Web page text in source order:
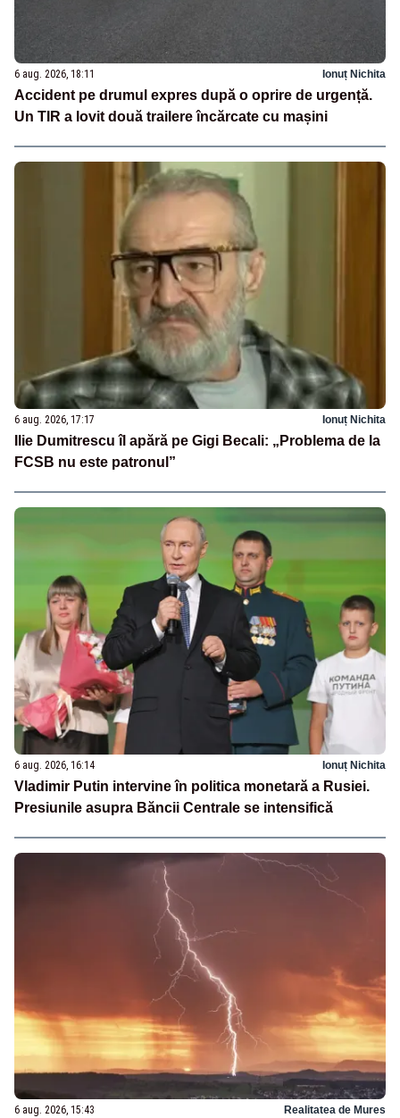
6 aug. 2026, 18:11 Ionuț Nichita
Accident pe drumul expres după o oprire de urgență.
Un TIR a lovit două trailere încărcate cu mașini
6 aug. 2026, 17:17 Ionuț Nichita
Ilie Dumitrescu îl apără pe Gigi Becali: „Problema de la
FCSB nu este patronul”
6 aug. 2026, 16:14 Ionuț Nichita
Vladimir Putin intervine în politica monetară a Rusiei.
Presiunile asupra Băncii Centrale se intensifică
6 aug. 2026, 15:43 Realitatea de Mures